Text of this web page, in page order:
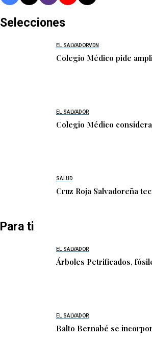
Selecciones
EL SALVADORVDN
Colegio Médico pide
EL SALVADOR
Colegio Médico
SALUD
Cruz Roja Salvadoreña
Para ti
EL SALVADOR
Árboles Petrificados,
EL SALVADOR
Balto Bernabé se